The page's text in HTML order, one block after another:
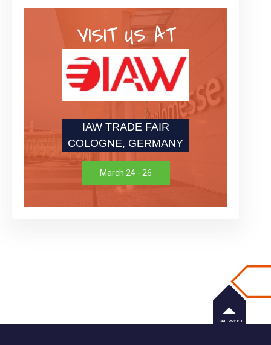
VISIT US AT
IAW TRADE FAIR
COLOGNE, GERMANY
March 24 - 26
naar boven